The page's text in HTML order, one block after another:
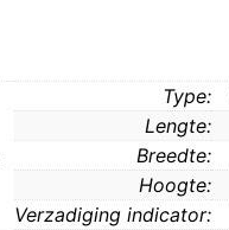
Type:
Lengte:
Breedte:
Hoogte:
Verzadiging indicator: